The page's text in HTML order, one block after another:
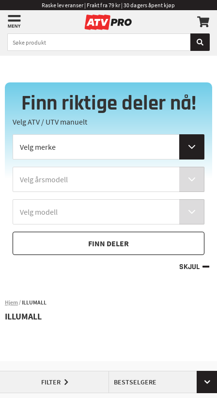
Raske leveranser | Frakt fra 79 kr | 30 dagers åpent kjøp
Finn riktige deler nå!
Velg ATV / UTV manuelt
FINN DELER
SKJUL
Hjem ILLUMALL
ILLUMALL
FILTER BESTSELGERE